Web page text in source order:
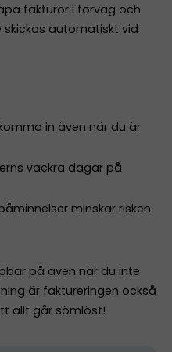
fakturor i förväg och
automatiskt vid
in även när du är
vackra dagar på
minskar risken
på även när du inte
är faktureringen också
allt går sömlöst!